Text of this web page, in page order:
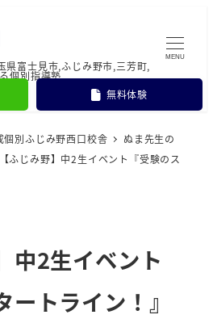
県富士見市,ふじみ野市,三芳町,
個別指導塾
無料体験
MENU
個別ふじみ野西口校舎
ぬま先生の
【ふじみ野】中2生イベント『受験のス
中2生イベント
ートライン！』